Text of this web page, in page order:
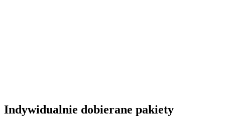
Indywidualnie dobierane pakiety